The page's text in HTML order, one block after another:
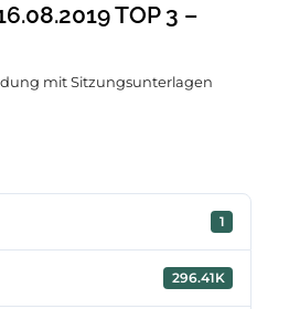
TOP 3 –
mit Sitzungsunterlagen
1
296.41K